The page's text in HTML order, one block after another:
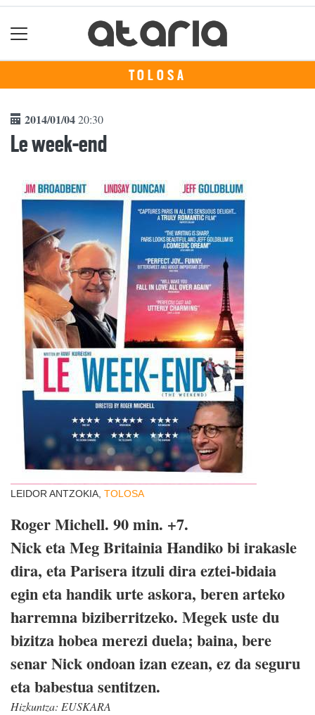
TOLOSA
2014/01/0420:30
Le week-end
LEIDOR ANTZOKIA, TOLOSA
Roger Michell. 90 min. +7.
Nick eta Meg Britainia Handiko bi irakasle
dira, eta Parisera itzuli dira eztei-bidaia
egin eta handik urte askora, beren arteko
harremna biziberritzeko. Megek uste du
bizitza hobea merezi duela; baina, bere
senar Nick ondoan izan ezean, ez da seguru
eta babestua sentitzen.
Hizkuntza: EUSKARA